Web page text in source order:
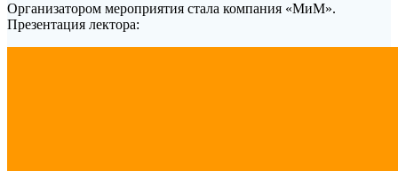
Организатором мероприятия стала компания «МиМ».
Презентация лектора: